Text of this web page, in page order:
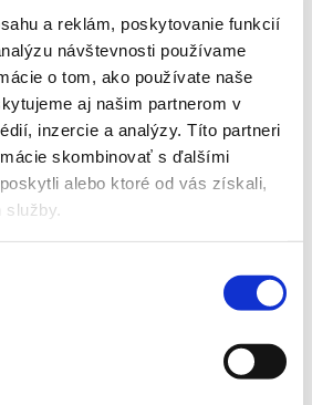
a reklám, poskytovanie funkcií
návštevnosti používame
o tom, ako používate naše
aj našim partnerom v
inzercie a analýzy. Títo partneri
skombinovať s ďalšími
alebo ktoré od vás získali,
služby.
kategórií